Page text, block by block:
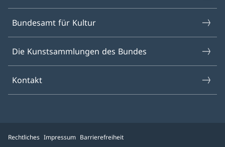
Bundesamt für Kultur
Die Kunstsammlungen des Bundes
Kontakt
Rechtliches Impressum Barrierefreiheit